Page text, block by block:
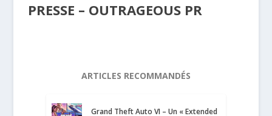
PRESSE – OUTRAGEOUS PR
ARTICLES RECOMMANDÉS
Grand Theft Auto VI – Un « Extended